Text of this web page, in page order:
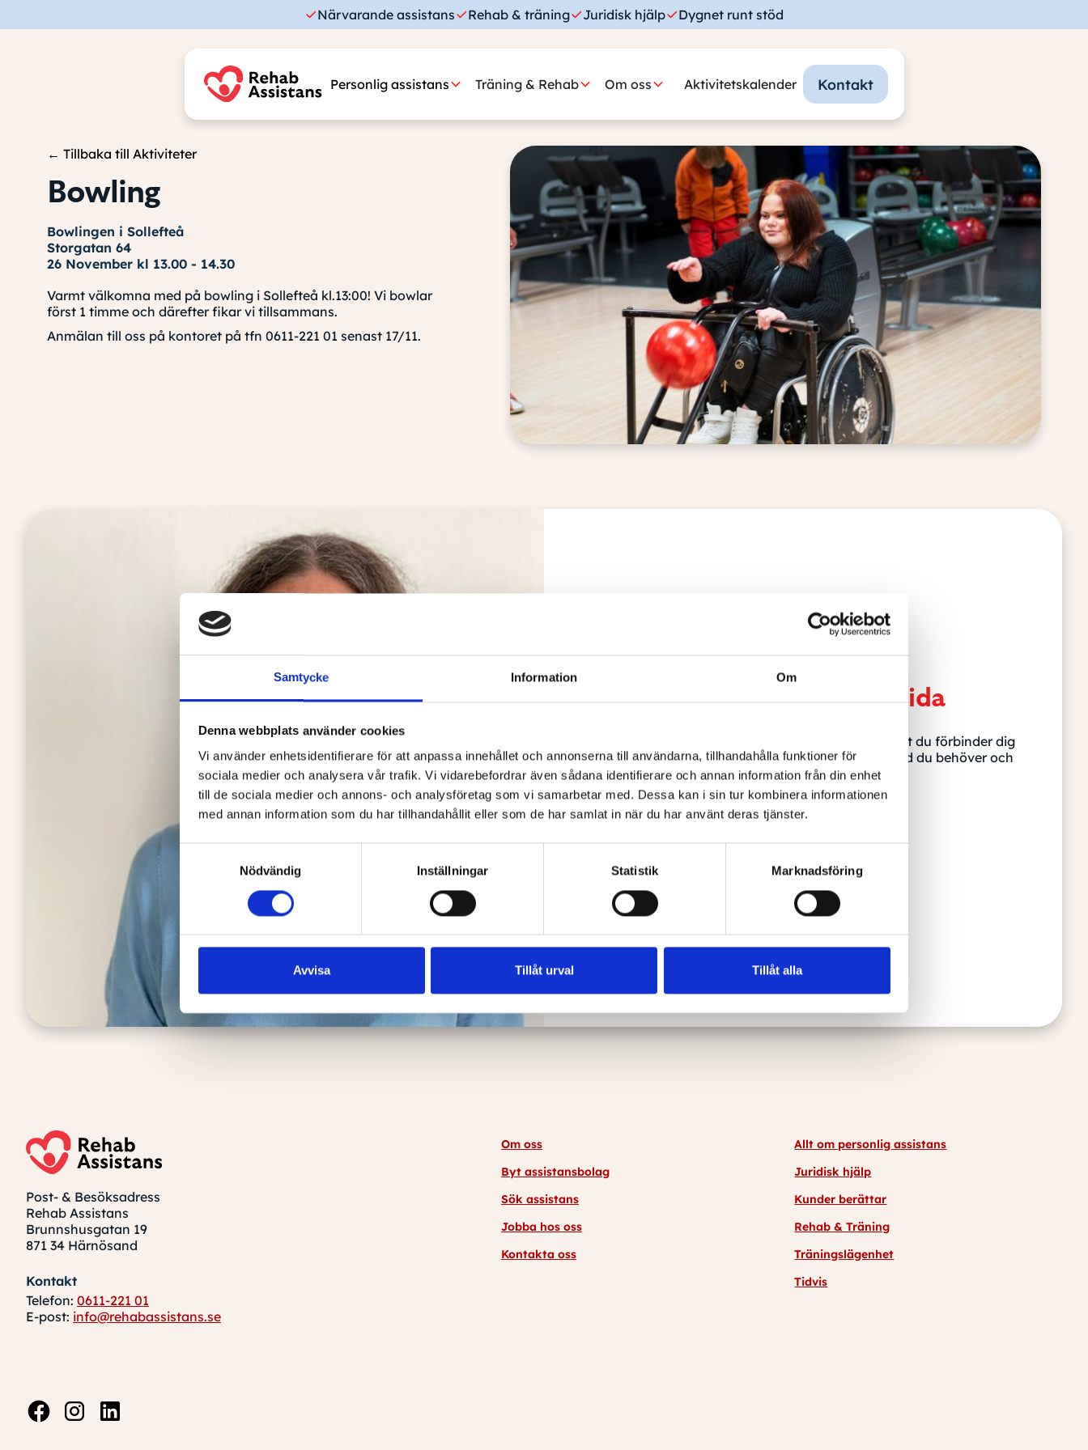
Samtycke Information Om
Denna webbplats använder cookies
Vi använder enhetsidentifierare för att anpassa innehållet och annonserna till användarna, tillhandahålla funktioner för
sociala medier och analysera vår trafik. Vi vidarebefordrar även sådana identifierare och annan information från din enhet
till de sociala medier och annons- och analysföretag som vi samarbetar med. Dessa kan i sin tur kombinera informationen
med annan information som du har tillhandahållit eller som de har samlat in när du har använt deras tjänster.
Nödvändig
Inställningar Statistik Marknadsföring
Avvisa Tillåt urval Tillåt alla
Närvarande assistans Rehab & träning Juridisk hjälp Dygnet runt stöd
Personlig assistans Träning & Rehab Om oss Aktivitetskalender Kontakt
← Tillbaka till Aktiviteter
Bowling
Bowlingen i Sollefteå
Storgatan 64
26 November kl 13.00 - 14.30
Varmt välkomna med på bowling i Sollefteå kl.13:00! Vi bowlar
först 1 timme och därefter fikar vi tillsammans.
Anmälan till oss på kontoret på tfn 0611-221 01 senast 17/11.
Trygga, lyhörda och på din sida
Vi erbjuder ett första samtal – helt gratis och utan att du förbinder dig
till något. Tillsammans pratar vi om din situation, vad du behöver och
vilka möjligheter som finns.
Post- & Besöksadress
Rehab Assistans
Brunnshusgatan 19
871 34 Härnösand
Kontakt
Telefon: 0611-221 01
E-post: info@rehabassistans.se
Om oss
Byt assistansbolag
Sök assistans
Jobba hos oss
Kontakta oss
Allt om personlig assistans
Juridisk hjälp
Kunder berättar
Rehab & Träning
Träningslägenhet
Tidvis